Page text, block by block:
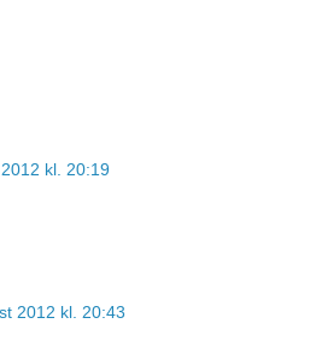
kl. 20:19
2012 kl. 20:43